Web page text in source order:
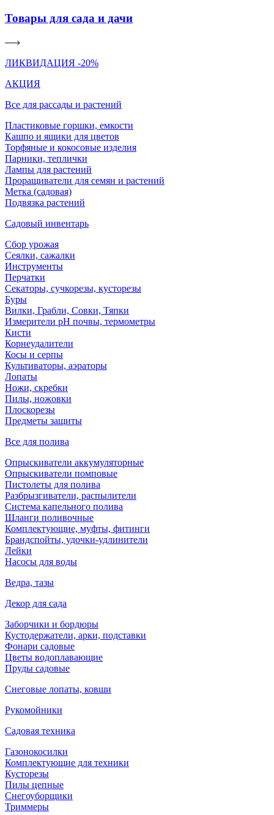
Товары для сада и дачи
ЛИКВИДАЦИЯ -20%
АКЦИЯ
Все для рассады и растений
Пластиковые горшки, емкости
Кашпо и ящики для цветов
Торфяные и кокосовые изделия
Парники, теплички
Лампы для растений
Проращиватели для семян и растений
Метка (садовая)
Подвязка растений
Садовый инвентарь
Сбор урожая
Сеялки, сажалки
Инструменты
Перчатки
Секаторы, сучкорезы, кусторезы
Буры
Вилки, Грабли, Совки, Тяпки
Измерители pH почвы, термометры
Кисти
Корнеудалители
Косы и серпы
Культиваторы, аэраторы
Лопаты
Ножи, скребки
Пилы, ножовки
Плоскорезы
Предметы защиты
Все для полива
Опрыскиватели аккумуляторные
Опрыскиватели помповые
Пистолеты для полива
Разбрызгиватели, распылители
Система капельного полива
Шланги поливочные
Комплектующие, муфты, фитинги
Брандспойты, удочки-удлинители
Лейки
Насосы для воды
Ведра, тазы
Декор для сада
Заборчики и бордюры
Кустодержатели, арки, подставки
Фонари садовые
Цветы водоплавающие
Пруды садовые
Снеговые лопаты, ковши
Рукомойники
Садовая техника
Газонокосилки
Комплектующие для техники
Кусторезы
Пилы цепные
Снегоуборщики
Триммеры